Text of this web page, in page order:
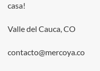
casa!
Valle del Cauca, CO
contacto@mercoya.co